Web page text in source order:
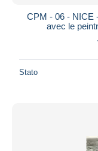
CPM - 06 - NICE
avec le
Stato